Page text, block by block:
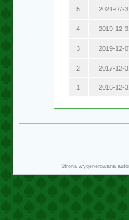
5. 2021-07-
4. 2019-12-
3. 2019-12-
2. 2017-12-
1. 2016-12-
Strona wygenerowana